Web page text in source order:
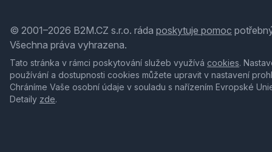
© 2001–2026 B2M.CZ s.r.o. ráda poskytuje pomoc
Všechna práva vyhrazena.
Tato stránka v rámci poskytování služeb využívá cookies.
používání a dostupnosti cookies můžete upravit v nastavení
Chráníme Vaše osobní údaje v souladu s nařízením Evropské
Detaily zde.